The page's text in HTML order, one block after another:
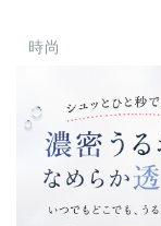
時尚